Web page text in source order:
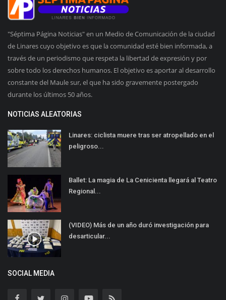
"Séptima Página Noticias" en un Medio de Comunicación de la ciudad
de Linares cuyo objetivo es que la comunidad esté bien informada, a
través de un periodismo que respeta la libertad de expresión y por
sobre todo los derechos humanos. El objetivo es aportar al desarrollo
constante del Maule sur, el que ha sido gravemente postergado
durante los últimos 50 años.
NOTICIAS ALEATORIAS
Linares: ciclista muere tras ser atropellado en el
peligroso...
Ballet: La magia de La Cenicienta llegará al Teatro
Regional...
(VIDEO) Más de un año duró investigación para
desarticular...
SOCIAL MEDIA